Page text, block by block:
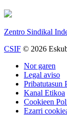
Zentro Sindikal
CSIF © 2026
Nor garen
Legal aviso
Pribatutasun
Kanal Etikoa
Cookieen
Ezarri